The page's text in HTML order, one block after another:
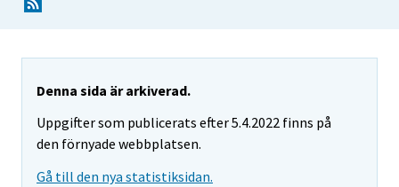
Denna sida är arkiverad.
Uppgifter som publicerats efter 5.4.2022 finns på
den förnyade webbplatsen.
Gå till den nya statistiksidan.